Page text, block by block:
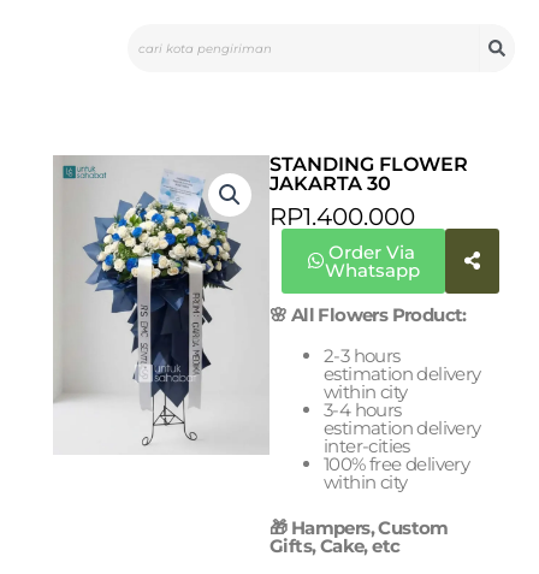
STANDING FLOWER
JAKARTA 30
RP1.400.000
Order Via
Whatsapp
🌸 All Flowers Product:
2-3 hours
estimation delivery
within city
3-4 hours
estimation delivery
inter-cities
100% free delivery
within city
🎁 Hampers, Custom
Gifts, Cake, etc